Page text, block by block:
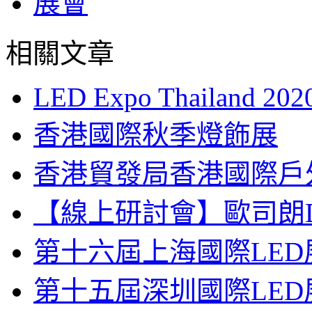
相關文章
LED Expo Thailand
香港國際秋季燈飾展
香港貿發局香港國際
【線上研討會】歐司
第十六屆上海國際LED
第十五屆深圳國際LED